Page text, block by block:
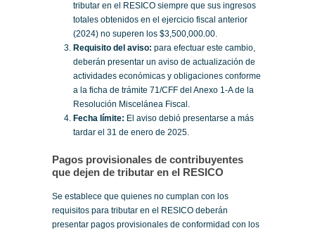
tributar en el RESICO siempre que sus ingresos
totales obtenidos en el ejercicio fiscal anterior
(2024) no superen los $3,500,000.00.
Requisito del aviso: para efectuar este cambio,
deberán presentar un aviso de actualización de
actividades económicas y obligaciones conforme
a la ficha de trámite 71/CFF del Anexo 1-A de la
Resolución Miscelánea Fiscal.
Fecha límite: El aviso debió presentarse a más
tardar el 31 de enero de 2025.
Pagos provisionales de contribuyentes
que dejen de tributar en el RESICO
Se establece que quienes no cumplan con los
requisitos para tributar en el RESICO deberán
presentar pagos provisionales de conformidad con los